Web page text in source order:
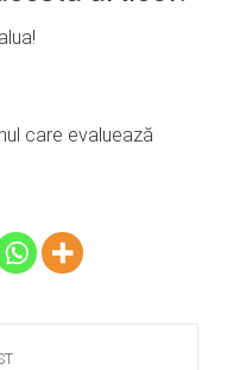
care evaluează